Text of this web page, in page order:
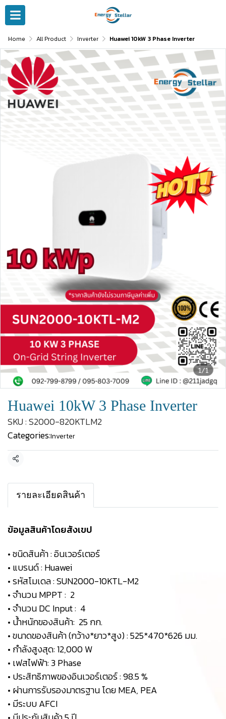
Home All Product Inverter Huawei 10kW 3 Phase Inverter
1/1
Huawei 10kW 3 Phase Inverter
SKU : S2000-820KTLM2
Categories:Inverter
Share
รายละเอียดสินค้า
ข้อมูลสินค้าโดยสังเขป
• ชนิดสินค้า : อินเวอร์เตอร์
• แบรนด์ : Huawei
• รหัสโมเดล : SUN2000-10KTL-M2
• จำนวน MPPT : 2
• จำนวน DC Input : 4
• น้ำหนักของสินค้า: 25 กก.
• ขนาดของสินค้า (กว้าง*ยาว*สูง) : 525*470*626 มม.
• กำลังสูงสุด: 12,000 W
• เฟสไฟฟ้า: 3 Phase
• ประสิทธิภาพของอินเวอร์เตอร์ : 98.5 %
• ผ่านการรับรองมาตรฐาน โดย MEA, PEA
• มีระบบ AFCI